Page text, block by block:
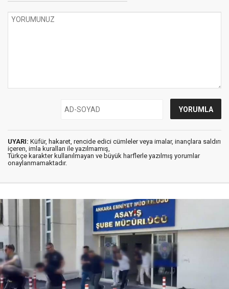
UYARI: Küfür, hakaret, rencide edici cümleler veya imalar, inançlara saldırı
içeren, imla kuralları ile yazılmamış,
Türkçe karakter kullanılmayan ve büyük harflerle yazılmış yorumlar
onaylanmamaktadır.